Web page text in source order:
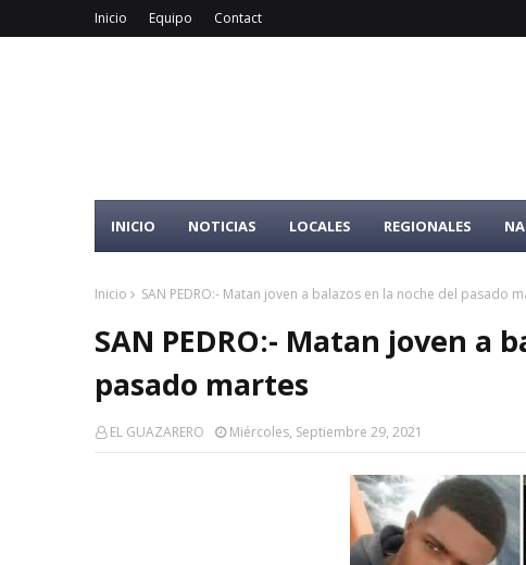
Inicio Equipo Contact
INICIO NOTICIAS LOCALES REGIONALES
Inicio SAN PEDRO:- Matan joven a balazos en la noche del pasado
SAN PEDRO:- Matan joven a
pasado martes
EL GUAZARERO Miércoles, Septiembre 29, 2021